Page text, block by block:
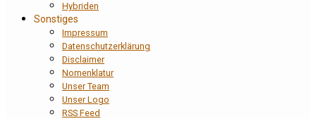
Hybriden
Sonstiges
Impressum
Datenschutzerklärung
Disclaimer
Nomenklatur
Unser Team
Unser Logo
RSS Feed